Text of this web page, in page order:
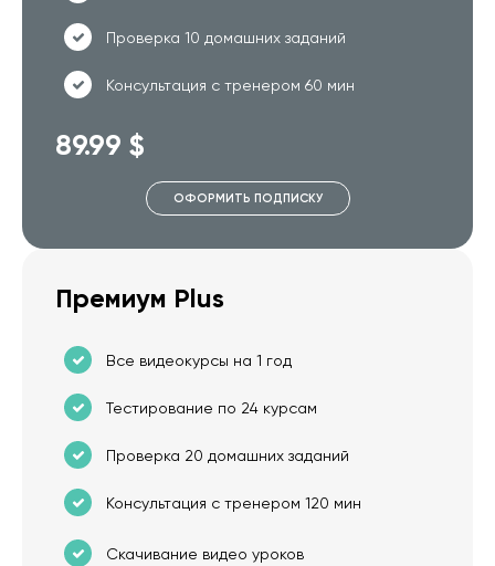
Проверка 10 домашних заданий
Консультация с тренером 60 мин
89.99 $
ОФОРМИТЬ ПОДПИСКУ
Премиум Plus
Все видеокурсы на 1 год
Тестирование по 24 курсам
Проверка 20 домашних заданий
Консультация с тренером 120 мин
Скачивание видео уроков